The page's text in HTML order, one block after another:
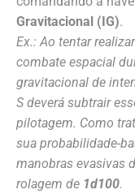
Gravitacional (IG).
Ex.: Ao tentar
combate espacial
gravitacional de
S deverá subtrair
pilotagem. Como
sua probabilidade-
manobras evasivas
rolagem de 1d100.